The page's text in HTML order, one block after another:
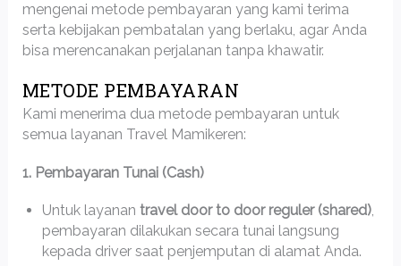
mengenai metode pembayaran yang kami terima
serta kebijakan pembatalan yang berlaku, agar Anda
bisa merencanakan perjalanan tanpa khawatir.
METODE PEMBAYARAN
Kami menerima dua metode pembayaran untuk
semua layanan Travel Mamikeren:
1. Pembayaran Tunai (Cash)
Untuk layanan travel door to door reguler (shared),
pembayaran dilakukan secara tunai langsung
kepada driver saat penjemputan di alamat Anda.